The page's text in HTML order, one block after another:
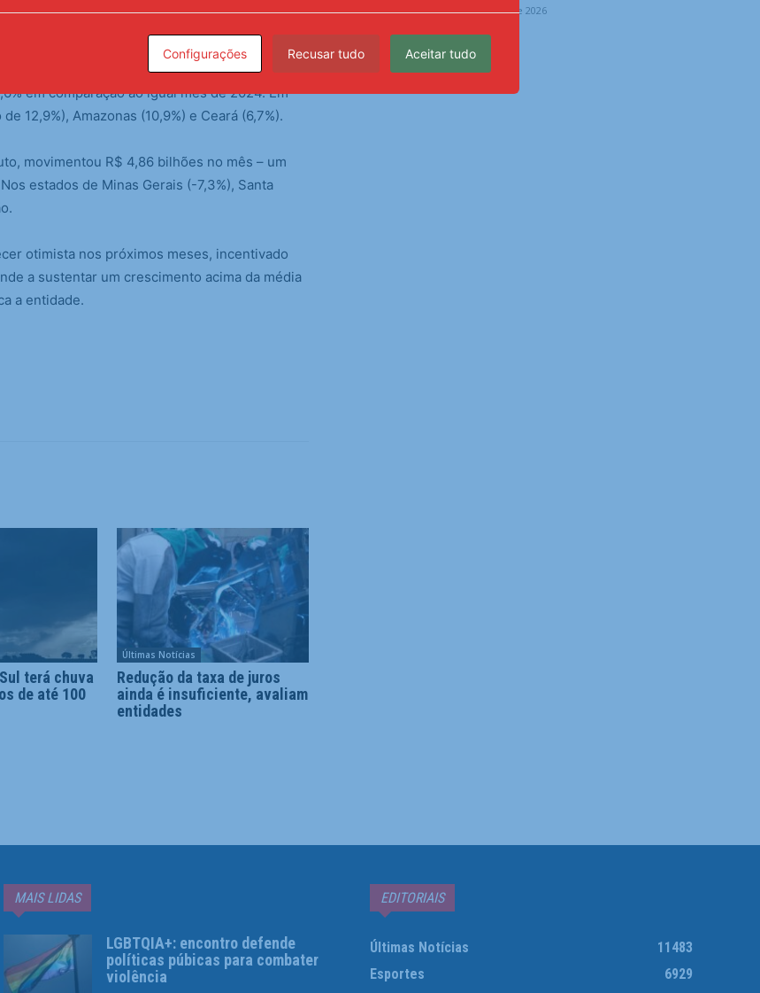
do Rio Grande do Sul, que liderou o
em comparação ao igual mês de 2024. Em
12,9%), Amazonas (10,9%) e Ceará (6,7%).
movimentou R$ 4,86 bilhões no mês – um
estados de Minas Gerais (-7,3%), Santa
otimista nos próximos meses, incentivado
a sustentar um crescimento acima da média
a entidade.
terá chuva
de até 100
Últimas Notícias
Redução da taxa de juros
ainda é insuficiente, avaliam
entidades
5 de agosto de 2026
MAIS LIDAS
LGBTQIA+: encontro defende
políticas púbicas para combater
violência
EDITORIAIS
Últimas Notícias
11483
Esportes
6929
Configurações Recusar tudo Aceitar tudo